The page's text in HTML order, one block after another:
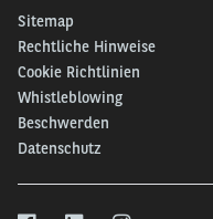
Sitemap
Rechtliche Hinweise
Cookie Richtlinien
Whistleblowing
Beschwerden
Datenschutz